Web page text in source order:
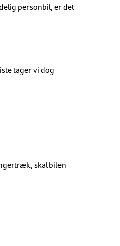
personbil, er det
tager vi dog
skal bilen